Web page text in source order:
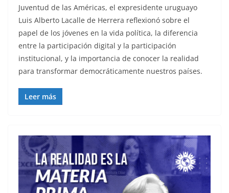
Juventud de las Américas, el expresidente uruguayo
Luis Alberto Lacalle de Herrera reflexionó sobre el
papel de los jóvenes en la vida política, la diferencia
entre la participación digital y la participación
institucional, y la importancia de conocer la realidad
para transformar democráticamente nuestros países.
Leer más